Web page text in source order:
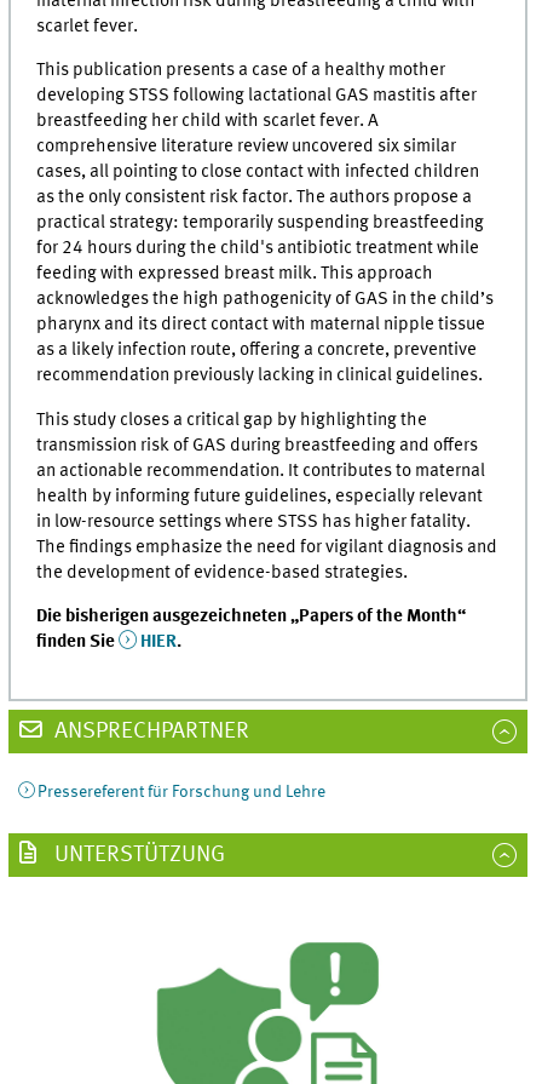
scarlet fever.
This publication presents a case of a healthy mother
developing STSS following lactational GAS mastitis after
breastfeeding her child with scarlet fever. A
comprehensive literature review uncovered six similar
cases, all pointing to close contact with infected children
as the only consistent risk factor. The authors propose a
practical strategy: temporarily suspending breastfeeding
for 24 hours during the child's antibiotic treatment while
feeding with expressed breast milk. This approach
acknowledges the high pathogenicity of GAS in the child’s
pharynx and its direct contact with maternal nipple tissue
as a likely infection route, offering a concrete, preventive
recommendation previously lacking in clinical guidelines.
This study closes a critical gap by highlighting the
transmission risk of GAS during breastfeeding and offers
an actionable recommendation. It contributes to maternal
health by informing future guidelines, especially relevant
in low-resource settings where STSS has higher fatality.
The findings emphasize the need for vigilant diagnosis and
the development of evidence-based strategies.
Die bisherigen ausgezeichneten „Papers of the Month“
finden Sie
HIER.
ANSPRECHPARTNER
Pressereferent für Forschung und Lehre
UNTERSTÜTZUNG